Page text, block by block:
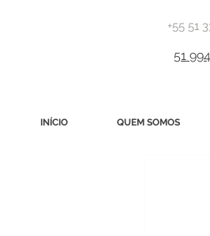
+55 51
51
INÍCIO QUEM SOMOS